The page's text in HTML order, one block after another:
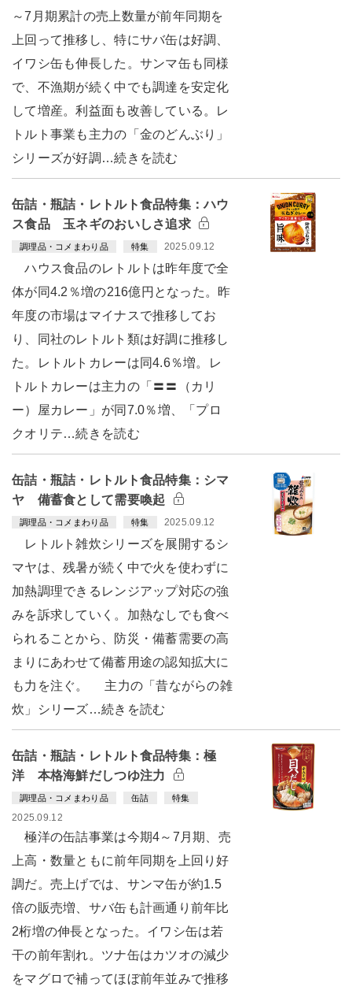
～7月期累計の売上数量が前年同期を
上回って推移し、特にサバ缶は好調、
イワシ缶も伸長した。サンマ缶も同様
で、不漁期が続く中でも調達を安定化
して増産。利益面も改善している。レ
トルト事業も主力の「金のどんぶり」
シリーズが好調…続きを読む
缶詰・瓶詰・レトルト食品特集：ハウ
ス食品 玉ネギのおいしさ追求
調理品・コメまわり品 特集 2025.09.12
ハウス食品のレトルトは昨年度で全
体が同4.2％増の216億円となった。昨
年度の市場はマイナスで推移してお
り、同社のレトルト類は好調に推移し
た。レトルトカレーは同4.6％増。レ
トルトカレーは主力の「〓〓（カリ
ー）屋カレー」が同7.0％増、「プロ
クオリテ…続きを読む
缶詰・瓶詰・レトルト食品特集：シマ
ヤ 備蓄食として需要喚起
調理品・コメまわり品 特集 2025.09.12
レトルト雑炊シリーズを展開するシ
マヤは、残暑が続く中で火を使わずに
加熱調理できるレンジアップ対応の強
みを訴求していく。加熱なしでも食べ
られることから、防災・備蓄需要の高
まりにあわせて備蓄用途の認知拡大に
も力を注ぐ。 主力の「昔ながらの雑
炊」シリーズ…続きを読む
缶詰・瓶詰・レトルト食品特集：極
洋 本格海鮮だしつゆ注力
調理品・コメまわり品 缶詰 特集
2025.09.12
極洋の缶詰事業は今期4～7月期、売
上高・数量ともに前年同期を上回り好
調だ。売上げでは、サンマ缶が約1.5
倍の販売増、サバ缶も計画通り前年比
2桁増の伸長となった。イワシ缶は若
干の前年割れ。ツナ缶はカツオの減少
をマグロで補ってほぼ前年並みで推移